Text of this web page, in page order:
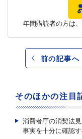
年間購読者の方は、
前の記事へ
そのほかの注目
消費者庁の消契法
事実を十分に確認す